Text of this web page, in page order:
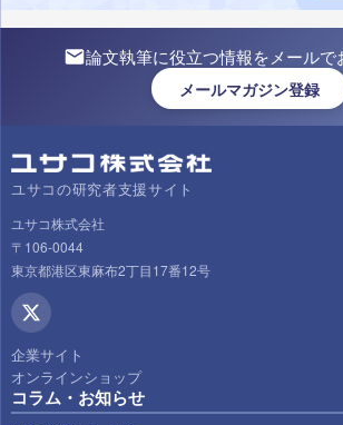
論文執筆に役立つ情報をメールで
メールマガジン登録
ユサコの研究者支援サイト
ユサコ株式会社
〒106-0044
東京都港区東麻布2丁目17番12号
企業サイト
オンラインショップ
コラム・お知らせ